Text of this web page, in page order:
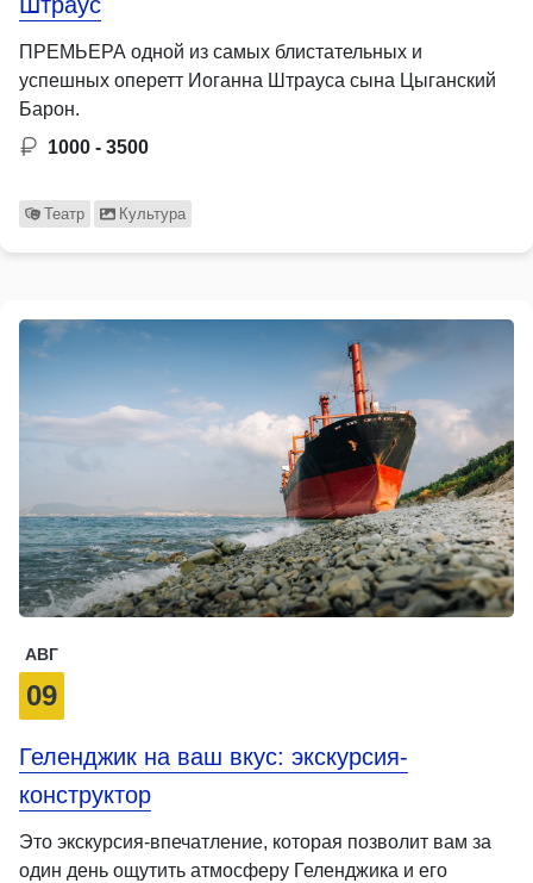
ПРЕМЬЕРА одной из самых блистательных и
успешных оперетт Иоганна Штрауса сына Цыганский
Барон.
1000 - 3500
Театр Культура
АВГ
09
Геленджик на ваш вкус: экскурсия-
конструктор
Это экскурсия-впечатление, которая позволит вам за
один день ощутить атмосферу Геленджика и его